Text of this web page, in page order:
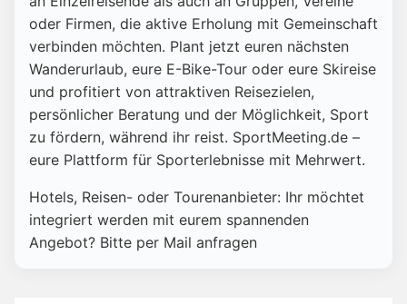
oder Firmen, die aktive Erholung mit Gemeinschaft
verbinden möchten. Plant jetzt euren nächsten
Wanderurlaub, eure E-Bike-Tour oder eure Skireise
und profitiert von attraktiven Reisezielen,
persönlicher Beratung und der Möglichkeit, Sport
zu fördern, während ihr reist. SportMeeting.de –
eure Plattform für Sporterlebnisse mit Mehrwert.
Hotels, Reisen- oder Tourenanbieter: Ihr möchtet
integriert werden mit eurem spannenden
Angebot? Bitte per Mail anfragen